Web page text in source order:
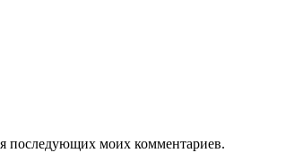
последующих моих комментариев.